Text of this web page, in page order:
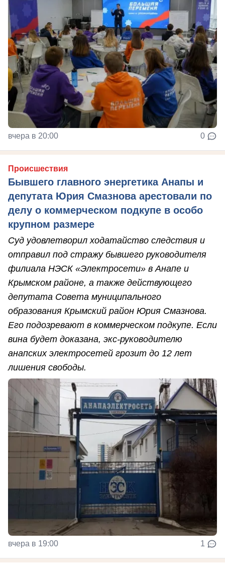
вчера в 20:00 0
Происшествия
Бывшего главного энергетика Анапы и
депутата Юрия Смазнова арестовали по
делу о коммерческом подкупе в особо
крупном размере
Суд удовлетворил ходатайство следствия и
отправил под стражу бывшего руководителя
филиала НЭСК «Электросети» в Анапе и
Крымском районе, а также действующего
депутата Совета муниципального
образования Крымский район Юрия Смазнова.
Его подозревают в коммерческом подкупе. Если
вина будет доказана, экс-руководителю
анапских электросетей грозит до 12 лет
лишения свободы.
вчера в 19:00 1